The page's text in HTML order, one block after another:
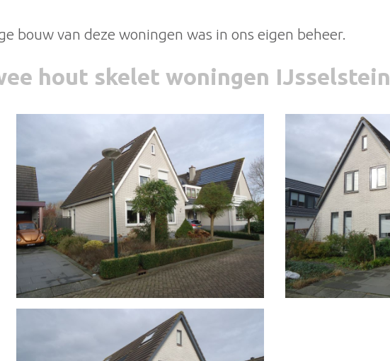
bouw van deze woningen was in ons eigen beheer.
hout skelet woningen IJsselstein